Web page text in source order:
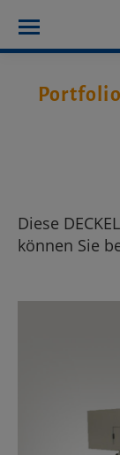
Diese
können Sie